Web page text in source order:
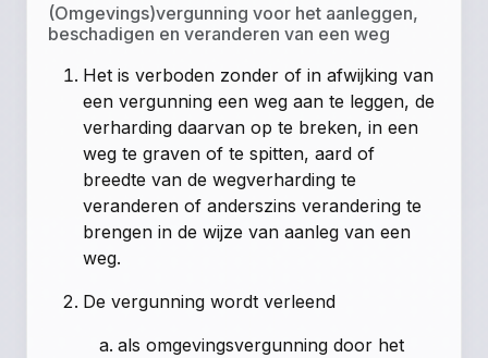
(Omgevings)vergunning voor het aanleggen,
beschadigen en veranderen van een weg
Het is verboden zonder of in afwijking van
een vergunning een weg aan te leggen, de
verharding daarvan op te breken, in een
weg te graven of te spitten, aard of
breedte van de wegverharding te
veranderen of anderszins verandering te
brengen in de wijze van aanleg van een
weg.
De vergunning wordt verleend
als omgevingsvergunning door het